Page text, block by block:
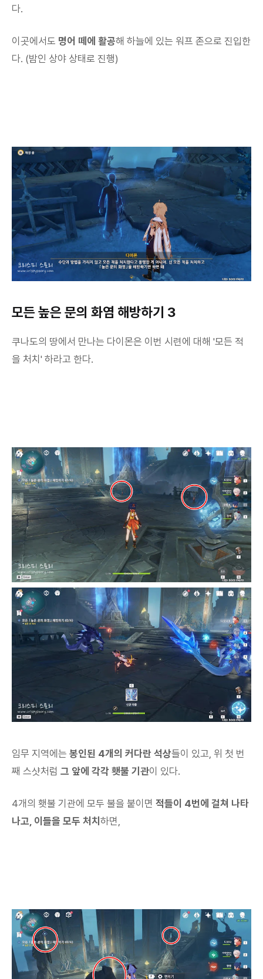
다.
이곳에서도 명어 떼에 활공해 하늘에 있는 워프 존으로 진입한
다. (밤인 상야 상태로 진행)
모든 높은 문의 화염 해방하기 3
쿠나도의 땅에서 만나는 다이몬은 이번 시련에 대해 '모든 적
을 처치' 하라고 한다.
임무 지역에는 봉인된 4개의 커다란 석상들이 있고, 위 첫 번
째 스샷처럼 그 앞에 각각 횃불 기관이 있다.
4개의 횃불 기관에 모두 불을 붙이면 적들이 4번에 걸쳐 나타
나고, 이들을 모두 처치 하면,